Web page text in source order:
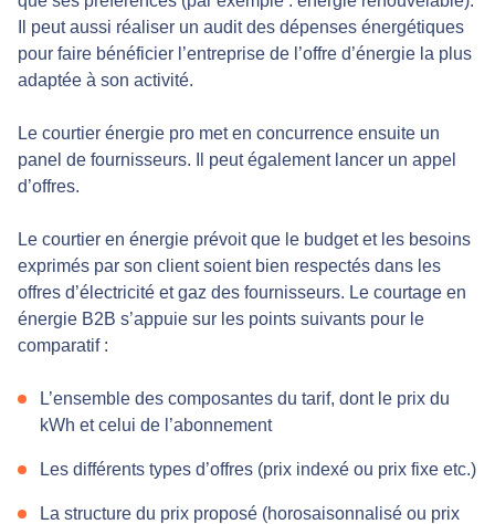
Il peut aussi réaliser un audit des dépenses énergétiques
pour faire bénéficier l’entreprise de l’offre d’énergie la plus
adaptée à son activité.
Le courtier énergie pro met en concurrence ensuite un
panel de fournisseurs. Il peut également lancer un appel
d’offres.
Le courtier en énergie prévoit que le budget et les besoins
exprimés par son client soient bien respectés dans les
offres d’électricité et gaz des fournisseurs. Le courtage en
énergie B2B s’appuie sur les points suivants pour le
comparatif :
L’ensemble des composantes du tarif, dont le prix du
kWh et celui de l’abonnement
Les différents types d’offres (prix indexé ou prix fixe etc.)
La structure du prix proposé (horosaisonnalisé ou prix